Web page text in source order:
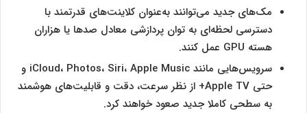
مک‌های جدید می‌توانند به‌عنوان کلاینت‌های قدرتمند با
دسترسی لحظه‌ای به توان پردازشی معادل صدها یا هزاران
هسته GPU عمل کنند.
سرویس‌هایی مانند iCloud، Photos، Siri، Apple Music و
حتی Apple TV+ از نظر سرعت، دقت و قابلیت‌های هوشمند
به سطحی کاملا جدید صعود خواهند کرد.